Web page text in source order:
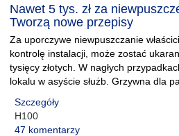
Nawet 5 tys. zł za
Tworzą nowe przepisy
Za uporczywe niewpuszczanie
kontrolę instalacji, może zostać
tysięcy złotych. W nagłych
lokalu w asyście służb. Grzywna dla
Szczegóły
H100
47 komentarzy